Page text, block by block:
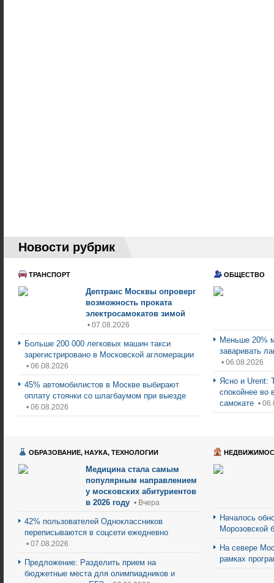
Новости рубрик
ТРАНСПОРТ
Дептранс Москвы опроверг
возможность проката
электросамокатов зимой
• 07.08.2026
Больше 200 000 легковых машин такси
зарегистрировано в Московской агломерации
• 06.08.2026
45% автомобилистов в Москве выбирают
оплату стоянки со шлагбаумом при выезде
• 06.08.2026
ОБЩЕСТВО
Меньше 20%
заваривать
• 06.08.2026
Ясно и Urent:
спокойнее во
самокате •
ОБРАЗОВАНИЕ, НАУКА, ТЕХНОЛОГИИ
Медицина стала самым
популярным направлением
у московских абитуриентов
в 2026 году • Вчера
42% пользователей Одноклассников
переписываются в соцсети ежедневно
• 07.08.2026
Предложение: Разделить прием на
бюджетные места для олимпиадников и
Началось
Морозовской
На севере
рамках